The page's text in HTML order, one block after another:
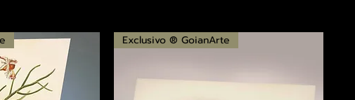
Exclusivo ® GoianArte